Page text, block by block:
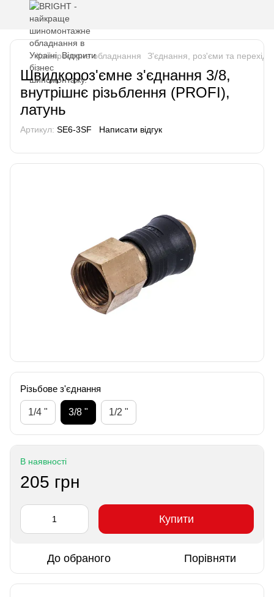
Компресорне обладнання З'єднання, роз'єми та
Швидкороз'ємне з'єднання 3/8,
внутрішнє різьблення (PROFI),
латунь
Артикул: SE6-3SF Написати відгук
Різьбове з'єднання
1/4 " 3/8 " 1/2 "
В наявності
205 грн
Купити
До обраного Порівняти